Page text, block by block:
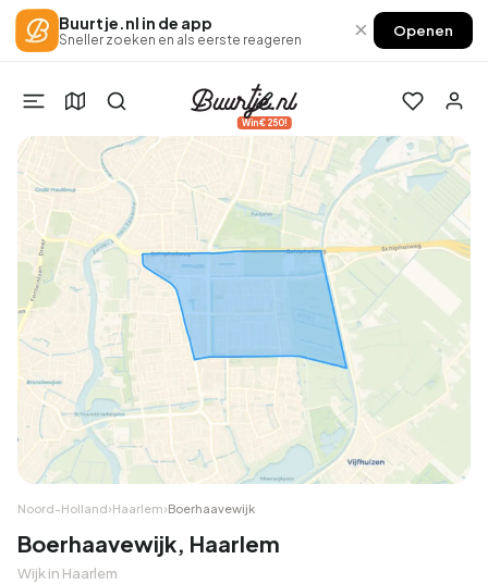
Buurtje.nl in de app
Sneller zoeken en als eerste reageren × Openen
Win €250!
Noord-Holland›Haarlem›Boerhaavewijk
Boerhaavewijk, Haarlem
Wijk in Haarlem